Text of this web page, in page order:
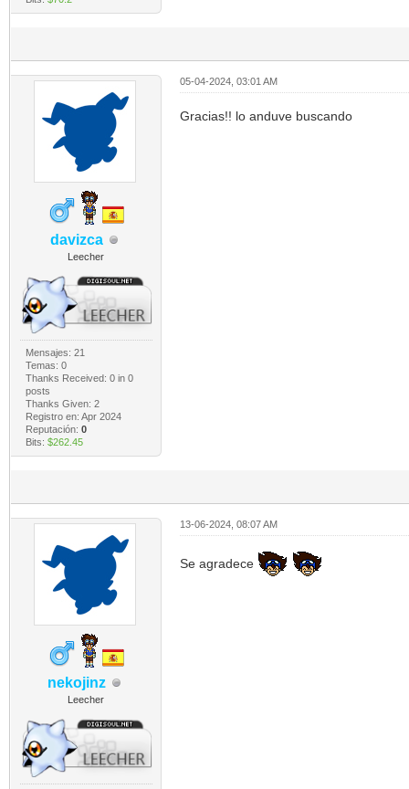
davizca
Leecher
Mensajes: 21
Temas: 0
Thanks Received: 0in 0
posts
Thanks Given: 2
Registro en: Apr 2024
Reputación: 0
Bits: $262.45
05-04-2024, 03:01 AM
Gracias!! lo anduve buscando
nekojinz
Leecher
13-06-2024, 08:07 AM
Se agradece